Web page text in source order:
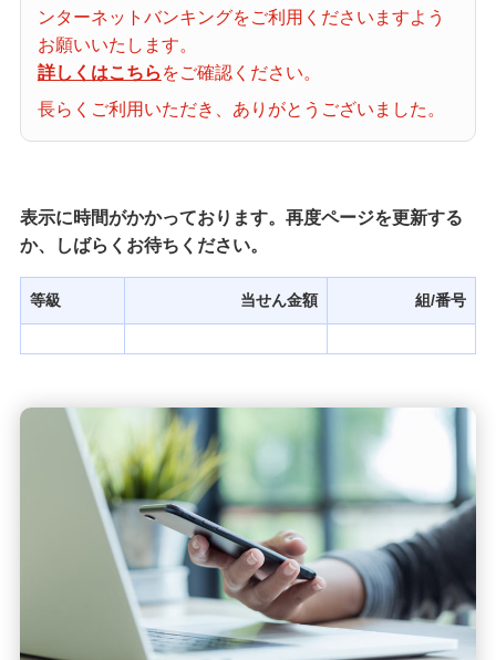
宝くじの購入・照会
宝くじ商品一覧
初めての方へ
みずほ銀行店舗・ATM
発売スケジュール
みずほ銀行について
ンターネットバンキングをご利用くださいますよう
お願いいたします。
詳しくはこちら をご確認ください。
長らくご利用いただき、ありがとうございました。
表示に時間がかかっております。再度ページを更新する
か、しばらくお待ちください。
等級 当せん金額 組/番号